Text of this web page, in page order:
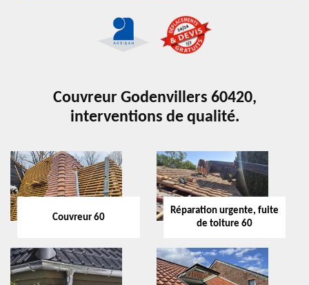
Couvreur Godenvillers 60420,
interventions de qualité.
Couvreur 60
Réparation urgente, fuite
de toiture 60